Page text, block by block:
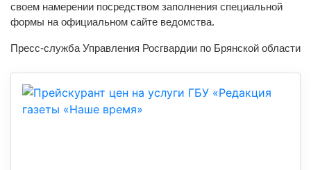
своем намерении посредством заполнения специальной
формы на официальном сайте ведомства.
Пресс-служба Управления Росгвардии по Брянской области